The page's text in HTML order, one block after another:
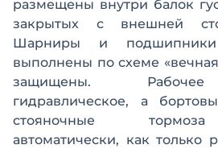
размещены внутри балок
закрытых с внешней
Шарниры и подшипники
выполнены по схеме
защищены.
гидравлическое, а
стояночные
автоматически, как только